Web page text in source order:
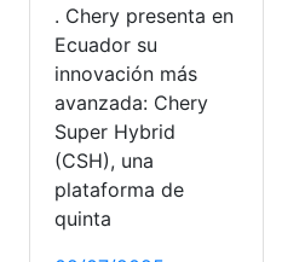
. Chery presenta en
Ecuador su
innovación más
avanzada: Chery
Super Hybrid
(CSH), una
plataforma de
quinta